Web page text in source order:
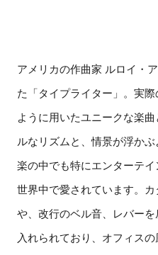
アメリカの作曲家 ルロイ・
た「タイプライター」。実
ように用いたユニークな楽
ルなリズムと、情景が浮か
楽の中でも特にエンターテ
世界中で愛されています。
や、改行のベル音、レバー
入れられており、オフィス